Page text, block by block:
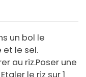
un bol le
et le sel.
au riz.Poser une